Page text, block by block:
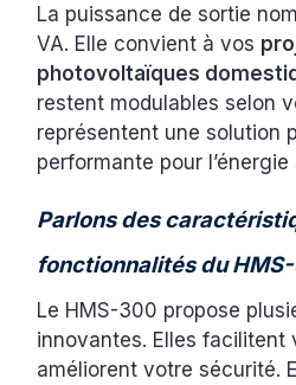
La puissance de sortie
VA. Elle convient à vos
photovoltaïques
restent modulables selon
représentent une solution
performante pour l’énergie
Parlons des
fonctionnalités du
Le HMS-300 propose
innovantes. Elles facilitent
améliorent votre sécurité.